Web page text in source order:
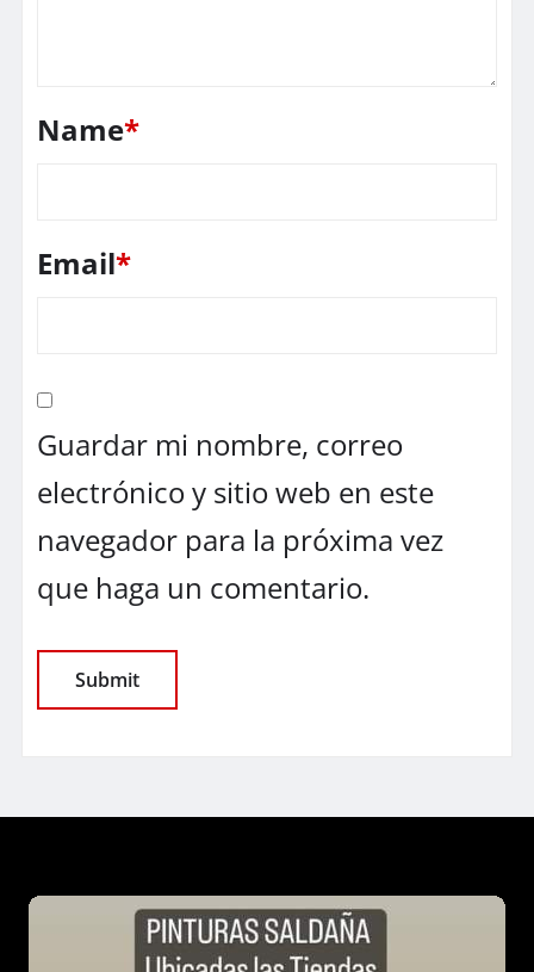
Name*
Email*
Guardar mi nombre, correo
electrónico y sitio web en este
navegador para la próxima vez
que haga un comentario.